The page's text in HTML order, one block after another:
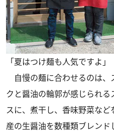
「夏はつけ麺も人気ですよ」
自慢の麺に合わせるのは、
クと醤油の輪郭が感じられ
スに、煮干し、香味野菜な
産の生醤油を数種類ブレンド